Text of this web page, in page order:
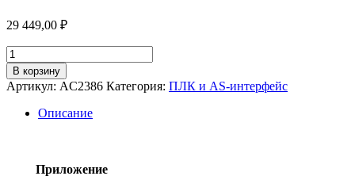
29 449,00 ₽
Количество
товара
Модуль
as-
интерфейс
ac2386
В корзину
Артикул: AC2386 Категория: ПЛК и AS-интерфейс
Описание
Приложение